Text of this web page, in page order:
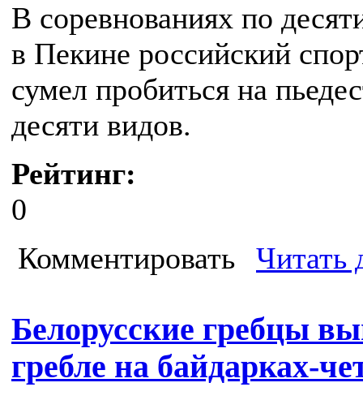
В соревнованиях по
в Пекине российский
сумел пробиться на
десяти видов.
Рейтинг:
0
Комментировать
Читать
Белорусские гребцы
гребле на байдарках-